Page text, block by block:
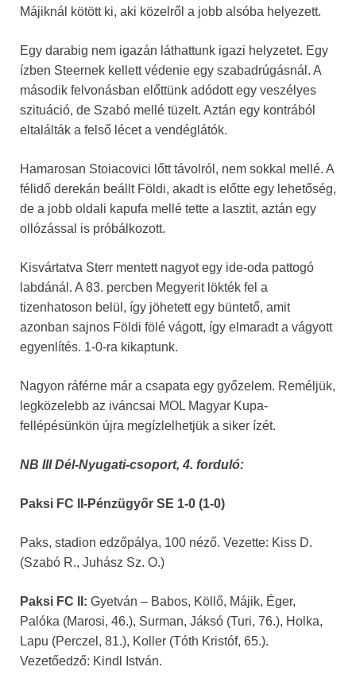
Májiknál kötött ki, aki közelről a jobb alsóba helyezett.
Egy darabig nem igazán láthattunk igazi helyzetet. Egy
ízben Steernek kellett védenie egy szabadrúgásnál. A
második felvonásban előttünk adódott egy veszélyes
szituáció, de Szabó mellé tüzelt. Aztán egy kontrából
eltalálták a felső lécet a vendéglátók.
Hamarosan Stoiacovici lőtt távolról, nem sokkal mellé. A
félidő derekán beállt Földi, akadt is előtte egy lehetőség,
de a jobb oldali kapufa mellé tette a lasztit, aztán egy
ollózással is próbálkozott.
Kisvártatva Sterr mentett nagyot egy ide-oda pattogó
labdánál. A 83. percben Megyerit lökték fel a
tizenhatoson belül, így jöhetett egy büntető, amit
azonban sajnos Földi fölé vágott, így elmaradt a vágyott
egyenlítés. 1-0-ra kikaptunk.
Nagyon ráférne már a csapata egy győzelem. Reméljük,
legközelebb az iváncsai MOL Magyar Kupa-
fellépésünkön újra megízlelhetjük a siker ízét.
NB III Dél-Nyugati-csoport, 4. forduló:
Paksi FC II-Pénzügyőr SE 1-0 (1-0)
Paks, stadion edzőpálya, 100 néző. Vezette: Kiss D.
(Szabó R., Juhász Sz. O.)
Paksi FC II: Gyetván – Babos, Köllő, Májik, Éger,
Palóka (Marosi, 46.), Surman, Jáksó (Turi, 76.), Holka,
Lapu (Perczel, 81.), Koller (Tóth Kristóf, 65.).
Vezetőedző: Kindl István.